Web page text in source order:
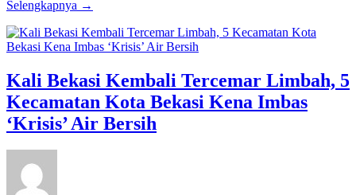
Selengkapnya →
Kali Bekasi Kembali Tercemar Limbah, 5
Kecamatan Kota Bekasi Kena Imbas
‘Krisis’ Air Bersih